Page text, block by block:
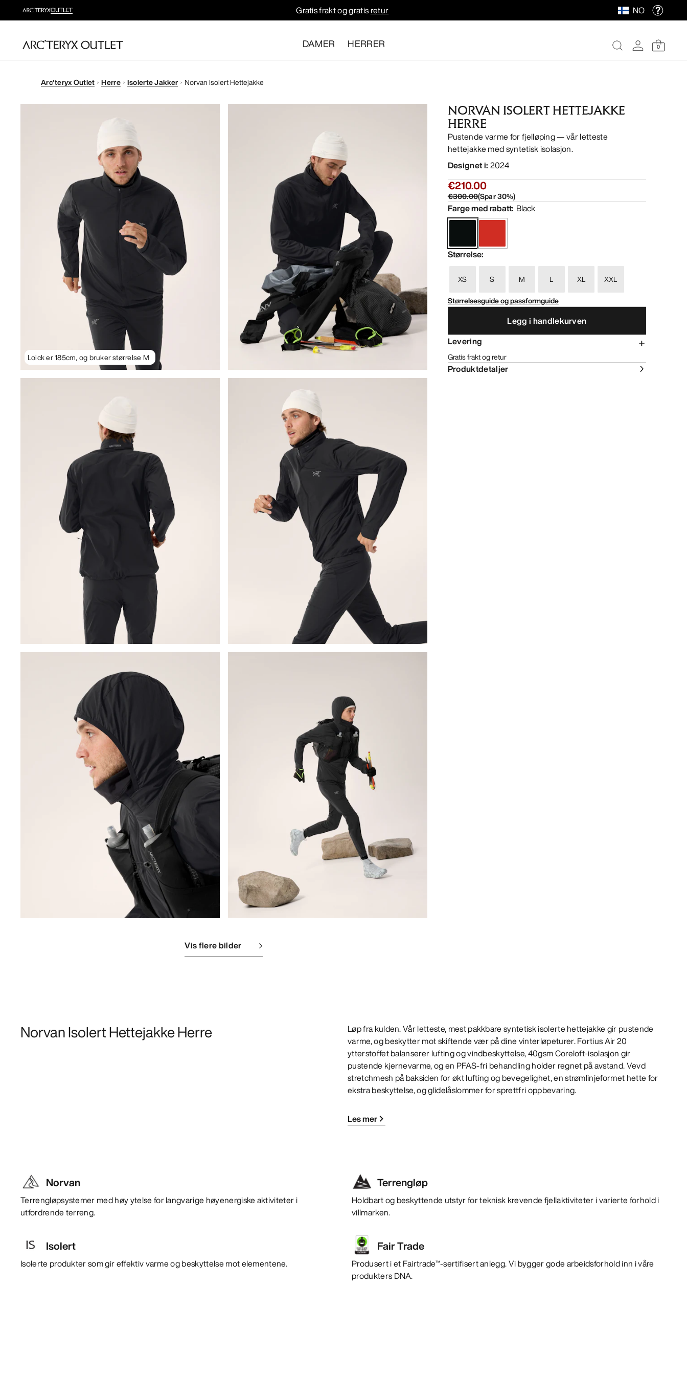
Gratis frakt og gratisretur NO
DAMER HERRER 0
Arc'teryx Outlet Herre Isolerte Jakker Norvan Isolert Hettejakke
Loick er 185cm, og bruker størrelse M
Vis flere bilder
NORVAN ISOLERT HETTEJAKKE
HERRE
Pustende varme for fjelløping — vår letteste
hettejakke med syntetisk isolasjon.
Designet i: 2024
€210.00
€300.00(Spar30%)
Farge med rabatt: Black
Størrelse:
XS S M L XL
XXL
Størrelsesguide og passformguide
Legg i handlekurven
Levering
Gratis frakt og retur
Produktdetaljer
Norvan Isolert Hettejakke Herre
Løp fra kulden. Vår letteste, mest pakkbare syntetisk isolerte hettejakke gir pustende
varme, og beskytter mot skiftende vær på dine vinterløpeturer. Fortius Air 20
ytterstoffet balanserer lufting og vindbeskyttelse, 40gsm Coreloft-isolasjon gir
pustende kjernevarme, og en PFAS-fri behandling holder regnet på avstand. Vevd
stretchmesh på baksiden for økt lufting og bevegelighet, en strømlinjeformet hette for
ekstra beskyttelse, og glidelåslommer for sprettfri oppbevaring.
Les mer
Norvan
Terrengløpsystemer med høy ytelse for langvarige høyenergiske aktiviteter i
utfordrende terreng.
Terrengløp
Holdbart og beskyttende utstyr for teknisk krevende fjellaktiviteter i varierte forhold i
villmarken.
Isolert
Isolerte produkter som gir effektiv varme og beskyttelse mot elementene.
Fair Trade
Produsert i et Fairtrade™-sertifisert anlegg. Vi bygger gode arbeidsforhold inn i våre
produkters DNA.